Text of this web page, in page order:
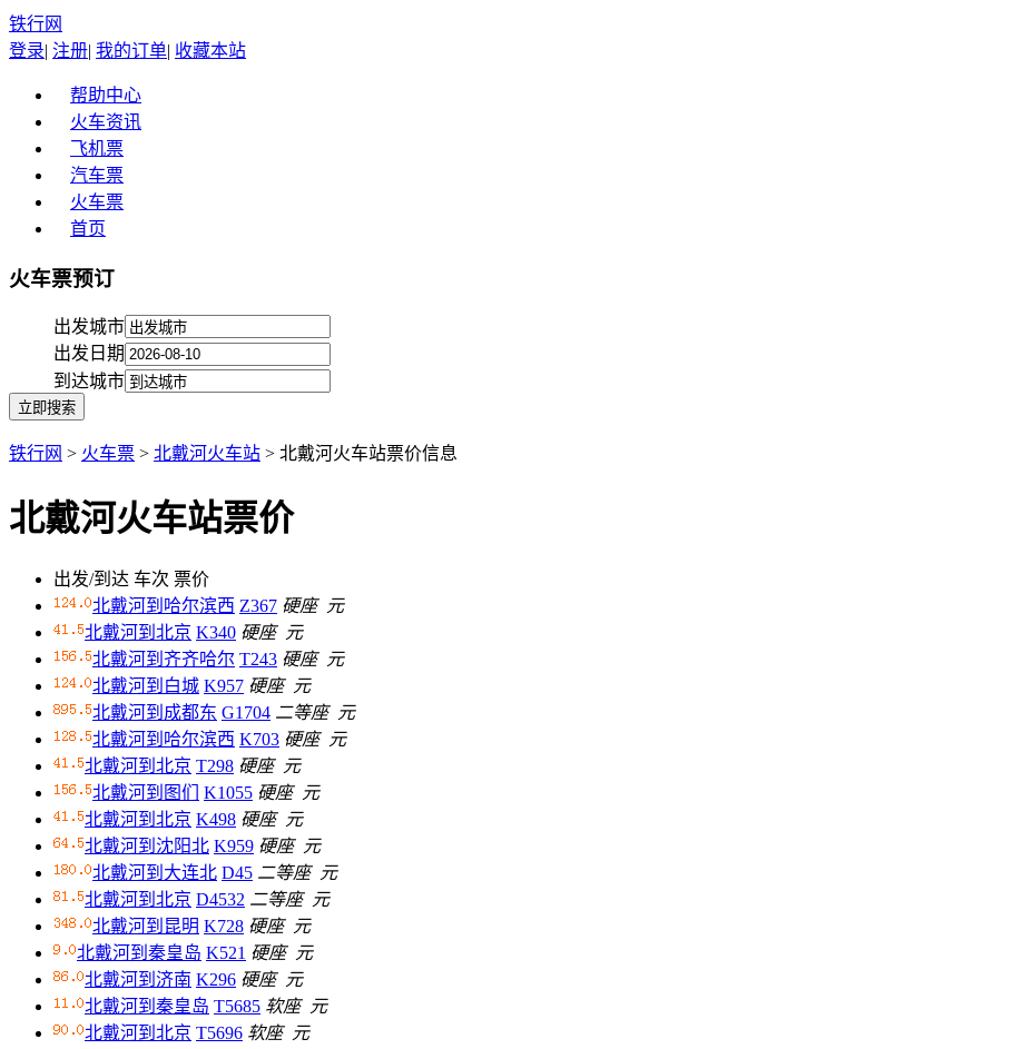
铁行网
登录| 注册| 我的订单| 收藏本站
帮助中心
火车资讯
飞机票
汽车票
火车票
首页
火车票预订
出发城市
出发日期
到达城市
铁行网 > 火车票 > 北戴河火车站 > 北戴河火车站票价信息
北戴河火车站票价
出发/到达 车次 票价
北戴河到哈尔滨西 Z367 硬座 元
北戴河到北京 K340 硬座 元
北戴河到齐齐哈尔 T243 硬座 元
北戴河到白城 K957 硬座 元
北戴河到成都东 G1704 二等座 元
北戴河到哈尔滨西 K703 硬座 元
北戴河到北京 T298 硬座 元
北戴河到图们
K1055 硬座 元
北戴河到北京 K498 硬座 元
北戴河到沈阳北 K959 硬座 元
北戴河到大连北 D45 二等座 元
北戴河到北京 D4532 二等座 元
北戴河到昆明 K728 硬座 元
北戴河到秦皇岛 K521 硬座 元
北戴河到济南 K296 硬座 元
北戴河到秦皇岛 T5685 软座 元
北戴河到北京 T5696 软座 元